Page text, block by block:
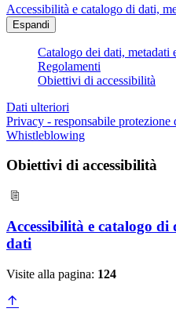
Accessibilità e catalogo di dati,
Espandi
Catalogo dei dati, metadati
Regolamenti
Obiettivi di accessibilità
Dati ulteriori
Privacy - responsabile protezione
Whistleblowing
Obiettivi di accessibilità
Accessibilità e catalogo
dati
Visite alla pagina: 124